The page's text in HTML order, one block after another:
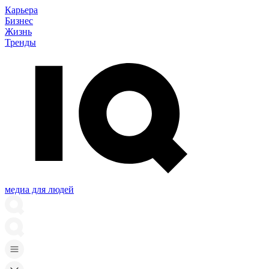
Карьера
Бизнес
Жизнь
Тренды
медиа для людей